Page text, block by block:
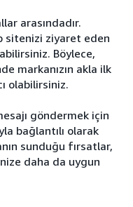
arasındadır.
sitenizi ziyaret eden
Böylece,
markanızın akla ilk
olabilirsiniz.
göndermek için
bağlantılı olarak
sunduğu fırsatlar,
daha da uygun